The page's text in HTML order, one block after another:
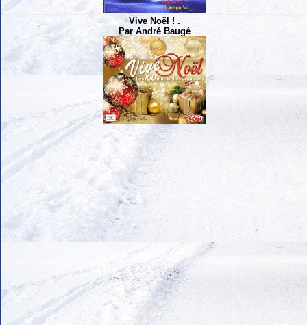
Vive Noël ! .
Par André Baugé